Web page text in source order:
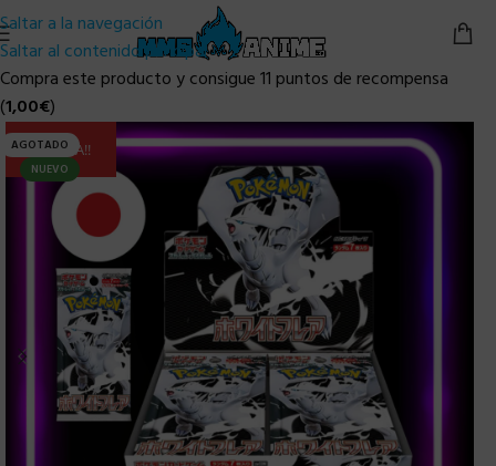
Saltar a la navegación
Saltar al contenido principal
Compra este producto y consigue 11 puntos de recompensa
(1,00€)
AGOTADO
NUEVO
ULTIMA!!